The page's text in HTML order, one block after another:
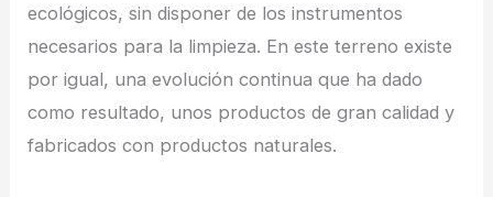
ecológicos, sin disponer de los instrumentos
necesarios para la limpieza. En este terreno existe
por igual, una evolución continua que ha dado
como resultado, unos productos de gran calidad y
fabricados con productos naturales.